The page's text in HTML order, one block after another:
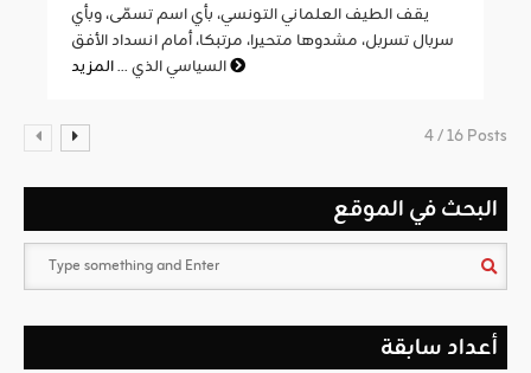
يقف الطيف العلماني التونسي، بأي اسم تسمّى، وبأي
سربال تسربل، مشدوها متحيرا، مرتبكا، أمام انسداد الأفق
السياسي الذي ...
4 / 16 Posts
البحث في الموقع
أعداد سابقة